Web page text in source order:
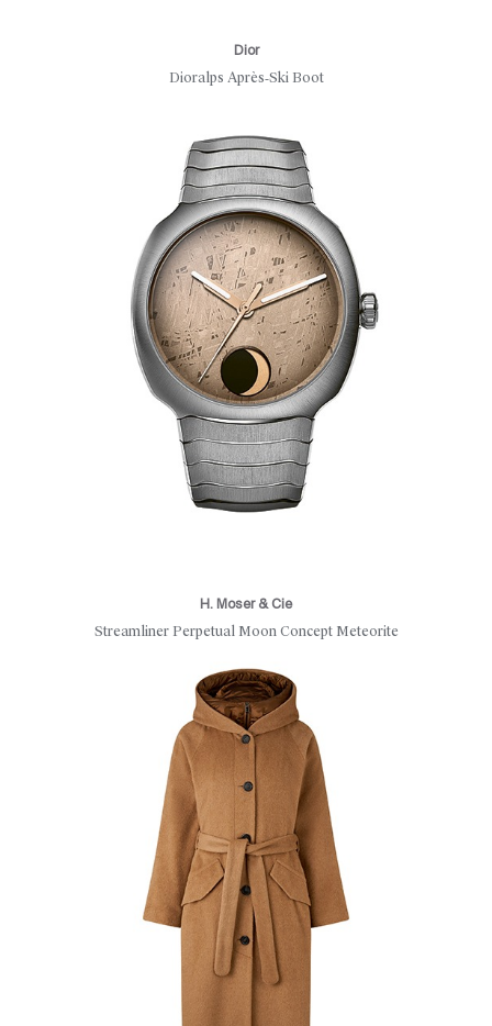
Dior
Dioralps Après‑Ski Boot
H. Moser & Cie
Streamliner Perpetual Moon Concept Meteorite